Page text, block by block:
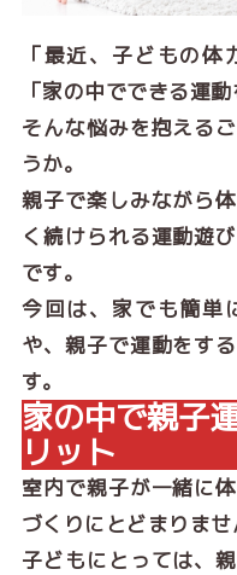
「最近、子どもの
「家の中でできる運
そんな悩みを抱える
うか。
親子で楽しみながら
く続けられる運動遊
です。
今回は、家でも簡単
や、親子で運動をす
す。
家の中で親子
リット
室内で親子が一緒に
づくりにとどまりませ
子どもにとっては、